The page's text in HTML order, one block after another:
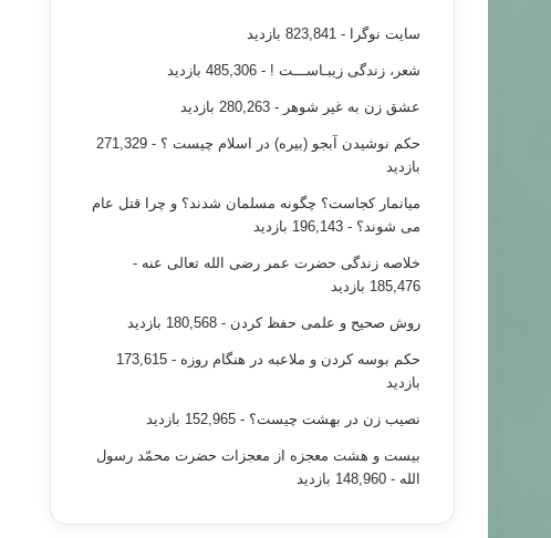
سایت نوگرا - 823,841 بازدید
شعر، زندگی زیبـاســـت ! - 485,306 بازدید
عشق زن به غیر شوهر - 280,263 بازدید
حکم نوشیدن آبجو (بیره) در اسلام چیست ؟
- 271,329
بازدید
میانمار کجاست؟ چگونه مسلمان شدند؟ و چرا قتل عام
می شوند؟ - 196,143 بازدید
خلاصه زندگی حضرت عمر رضی الله تعالی عنه -
185,476 بازدید
روش صحیح و علمی حفظ کردن - 180,568 بازدید
حکم بوسه کردن و ملاعبه در هنگام روزه
- 173,615
بازدید
نصیب زن در بهشت چیست؟ - 152,965 بازدید
بیست و هشت معجزه از معجزات حضرت محمّد رسول
الله - 148,960 بازدید